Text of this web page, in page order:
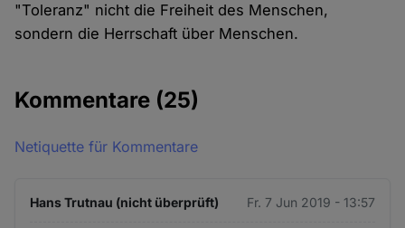
"Toleranz" nicht die Freiheit des Menschen,
sondern die Herrschaft über Menschen.
Kommentare (25)
Netiquette für Kommentare
Hans Trutnau (nicht überprüft) Fr. 7 Jun 2019 - 13:57